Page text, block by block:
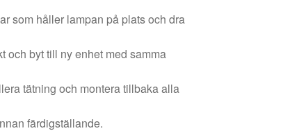
som håller lampan på plats och dra
och byt till ny enhet med samma
tätning och montera tillbaka alla
färdigställande.